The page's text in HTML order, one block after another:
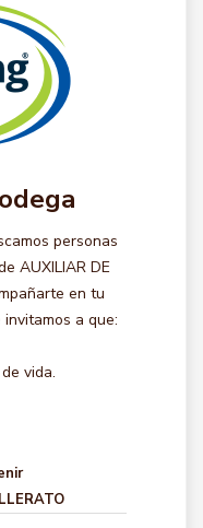
personas
AUXILIAR DE
en tu
a que:
vida.